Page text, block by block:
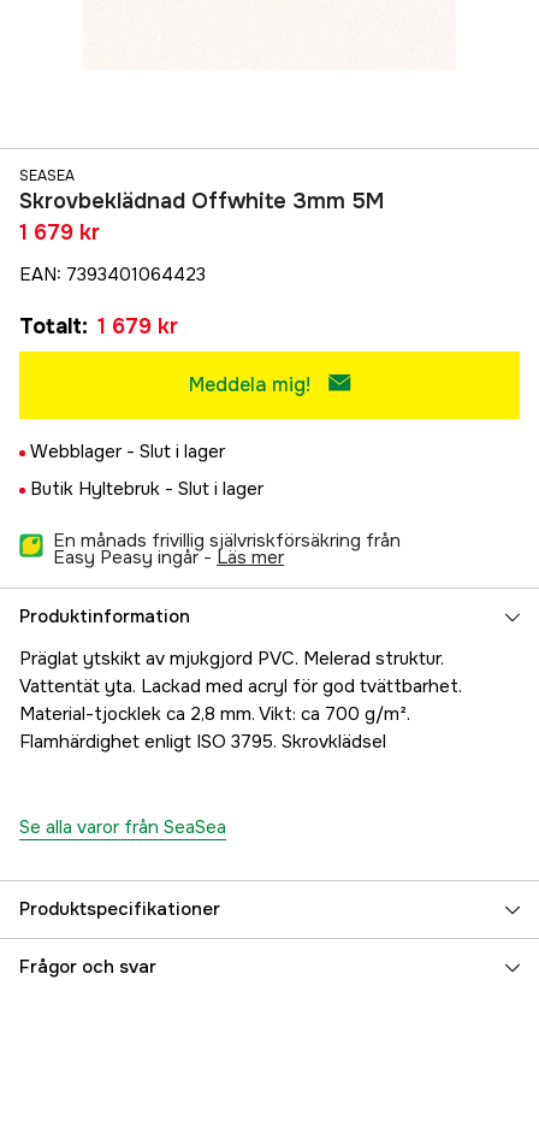
SEASEA
Skrovbeklädnad Offwhite 3mm 5M
1 679 kr
EAN: 7393401064423
Totalt: 1 679 kr
Meddela mig!
Webblager - Slut i lager
Butik Hyltebruk - Slut i lager
En månads frivillig självriskförsäkring från
Easy Peasy ingår - läs mer
Produktinformation
Präglat ytskikt av mjukgjord PVC. Melerad struktur.
Vattentät yta. Lackad med acryl för god tvättbarhet.
Material-tjocklek ca 2,8 mm. Vikt: ca 700 g/m².
Flamhärdighet enligt ISO 3795. Skrovklädsel
Se alla varor från SeaSea
Produktspecifikationer
Referensnummer 5000023708
Frågor och svar